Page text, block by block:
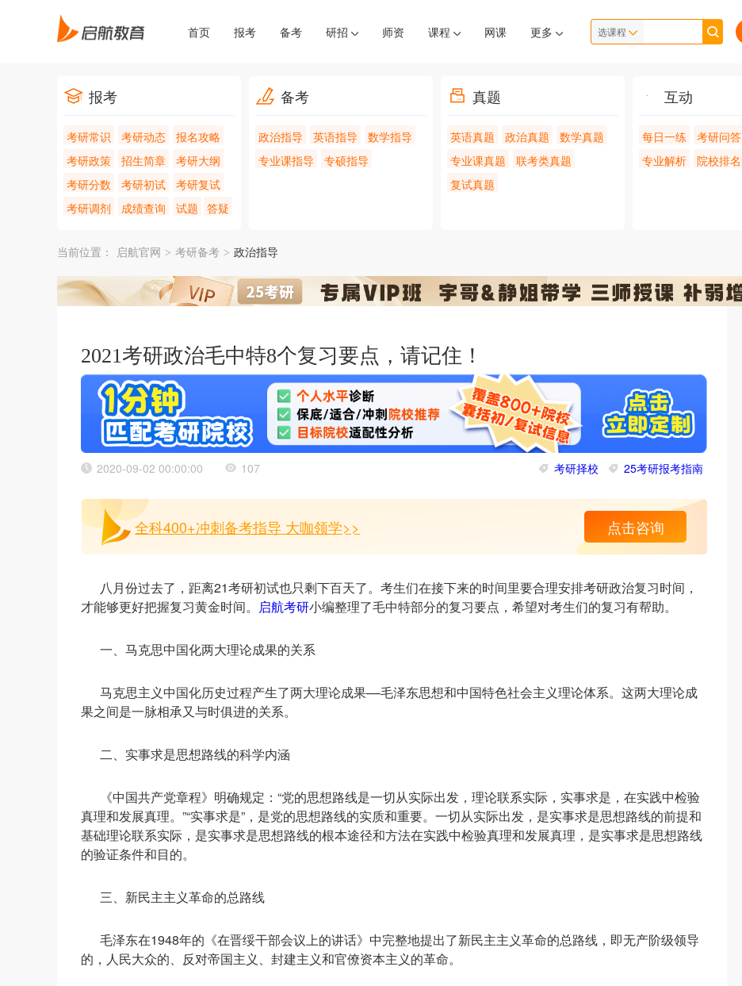
首页 报考 备考 研招 师资 课程 网课 更多 选课程
报考
考研常识 考研动态
报名攻略
考研政策
招生简章
考研大纲
考研分数
考研初试
考研复试
考研调剂
成绩查询 试题 答疑
备考
政治指导 英语指导
数学指导
专业课指导
专硕指导
真题
英语真题 政治真题
数学真题
专业课真题
联考类真题
复试真题
互动
每日一练 考研问答
专业解析
院校排名
当前位置： 启航官网 > 考研备考 > 政治指导
2021考研政治毛中特8个复习要点，请记住！
2020-09-02 00:00:00 107 考研择校 25考研报考指南
全科400+冲刺备考指导 大咖领学>> 点击咨询
八月份过去了，距离21考研初试也只剩下百天了。考生们在接下来的时间里要合理安排考研政治复习时间，
才能够更好把握复习黄金时间。
启航考研小编整理了毛中特部分的复习要点，希望对考生们的复习有帮助。
一、马克思中国化两大理论成果的关系
马克思主义中国化历史过程产生了两大理论成果––毛泽东思想和中国特色社会主义理论体系。这两大理论成
果之间是一脉相承又与时俱进的关系。
二、实事求是思想路线的科学内涵
《中国共产党章程》明确规定：“党的思想路线是一切从实际出发，理论联系实际，实事求是，在实践中检验
真理和发展真理。”“实事求是”，是党的思想路线的实质和重要。一切从实际出发，是实事求是思想路线的前提和
基础理论联系实际，是实事求是思想路线的根本途径和方法在实践中检验真理和发展真理，是实事求是思想路线
的验证条件和目的。
三、新民主主义革命的总路线
毛泽东在1948年的《在晋绥干部会议上的讲话》中完整地提出了新民主主义革命的总路线，即无产阶级领导
的，人民大众的、反对帝国主义、封建主义和官僚资本主义的革命。